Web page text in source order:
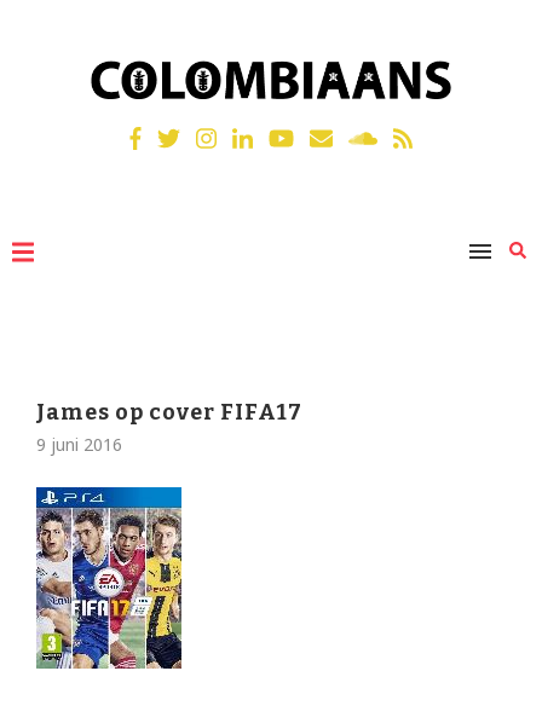
James op cover FIFA17
9 juni 2016